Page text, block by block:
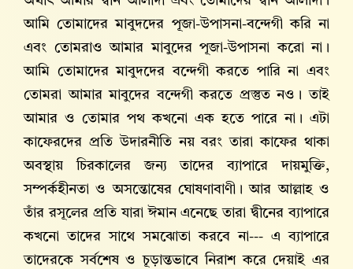
আমি তোমাদের মাবুদদের পূজা-উপাসনা-বন্দেগী করি না
এবং তোমরাও আমার মাবুদের পূজা-উপাসনা করো না।
আমি তোমাদের মাবুদদের বন্দেগী করতে পারি না এবং
তোমরা আমার মাবুদের বন্দেগী করতে প্রস্তুত নও। তাই
আমার ও তোমার পথ কখনো এক হতে পারে না। এটা
কাফেরদের প্রতি উদারনীতি নয় বরং তারা কাফের থাকা
অবস্থায় চিরকালের জন্য তাদের ব্যাপারে দায়মুক্তি,
সম্পর্কহীনতা ও অসন্তোষের ঘোষণাবাণী। আর আল্লাহ‌ ও
তাঁর রসূলের প্রতি যারা ঈমান এনেছে তারা দ্বীনের ব্যাপারে
কখনো তাদের সাথে সমঝোতা করবে না--- এ ব্যাপারে
তাদেরকে সর্বশেষ ও চূড়ান্তভাবে নিরাশ করে দেয়াই এর